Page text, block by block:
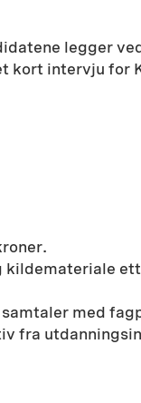
legger
kort intervju for
kildemateriale
med
fra